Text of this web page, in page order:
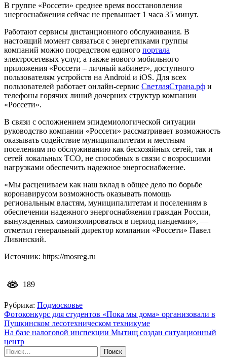
В группе «Россети» среднее время восстановления
энергоснабжения сейчас не превышает 1 часа 35 минут.
Работают сервисы дистанционного обслуживания. В
настоящий момент связаться с энергетиками группы
компаний можно посредством единого портала
электросетевых услуг, а также нового мобильного
приложения «Россети – личный кабинет», доступного
пользователям устройств на Android и iOS. Для всех
пользователей работает онлайн-сервис СветлаяСтрана.рф и
телефоны горячих линий дочерних структур компании
«Россети».
В связи с осложнением эпидемиологической ситуации
руководство компании «Россети» рассматривает возможность
оказывать содействие муниципалитетам и местным
поселениям по обслуживанию как бесхозяйных сетей, так и
сетей локальных ТСО, не способных в связи с возросшими
нагрузками обеспечить надежное энергоснабжение.
«Мы расцениваем как наш вклад в общее дело по борьбе
коронавирусом возможность оказывать помощь
региональным властям, муниципалитетам и поселениям в
обеспечении надежного энергоснабжения граждан России,
вынужденных самоизолироваться в период пандемии», —
отметил генеральный директор компании «Россети» Павел
Ливинский.
Источник: https://mosreg.ru
189
Рубрика: Подмосковье
Навигация
по
записям
Фотоконкурс для студентов «Пока мы дома» организовали в
Пушкинском лесотехническом техникуме
На базе налоговой инспекции Мытищ создан ситуационный
центр
Найти: